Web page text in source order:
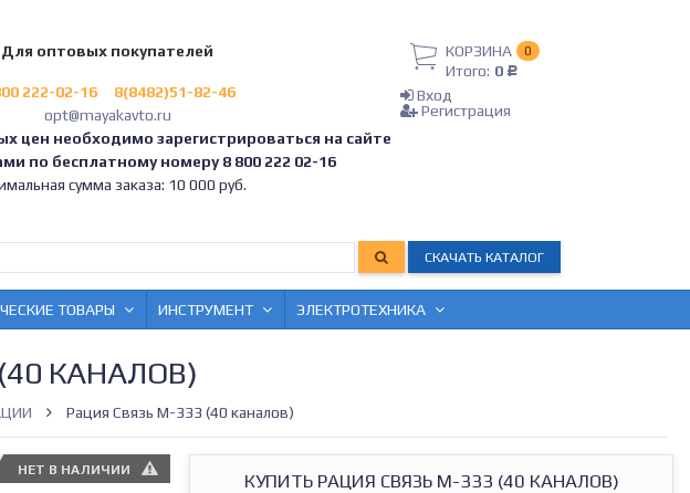
Для оптовых покупателей
222-02-16
8(8482)51-82-46
opt@mayakavto.ru
цен необходимо зарегистрироваться на сайте
по бесплатному номеру 8 800 222 02-16
сумма заказа: 10 000 руб.
КОРЗИНА 0
Итого: 0 Р
Вход
Регистрация
СКАЧАТЬ КАТАЛОГ
ТОВАРЫ ИНСТРУМЕНТ ЭЛЕКТРОТЕХНИКА
КАНАЛОВ)
Рация Связь М-333 (40 каналов)
НЕТ В НАЛИЧИИ КУПИТЬ РАЦИЯ СВЯЗЬ М-333 (40 КАНАЛОВ)